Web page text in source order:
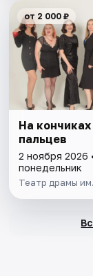
от 2 000 ₽
На кончиках
пальцев
2 ноября 2026 •
понедельник
Театр драмы